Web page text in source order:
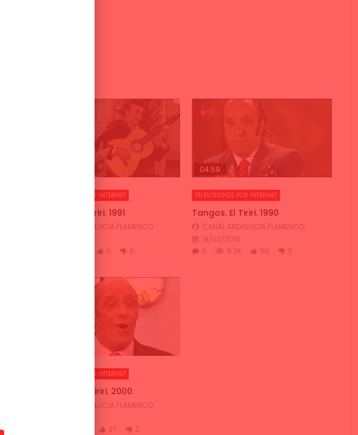
TELEVISIONES POR INTERNET
Tangos. El Tiriri. 1991
CANAL ANDALUCIA FLAMENCO
0 0
04:59
TELEVISIONES POR INTERNET
Tangos. El Tiriri. 1990
CANAL ANDALUCIA FLAMENCO
19/02/2016
0
9.2K 50 3
TELEVISIONES POR INTERNET
Bulerías. El Tiriri. 2000
CANAL ANDALUCIA FLAMENCO
37 2